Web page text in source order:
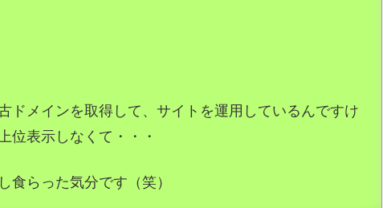
ドメインを取得して、サイトを運用しているんですけ
位表示しなくて・・・
食らった気分です（笑）